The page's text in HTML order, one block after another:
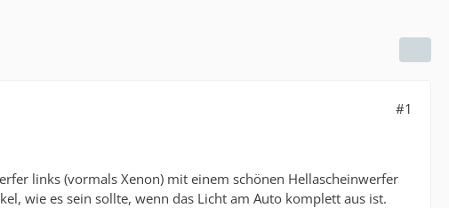
#1
links (vormals Xenon) mit einem schönen Hellascheinwerfer
wie es sein sollte, wenn das Licht am Auto komplett aus ist.